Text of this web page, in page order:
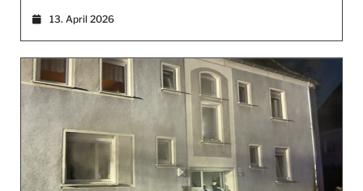
13. April 2026